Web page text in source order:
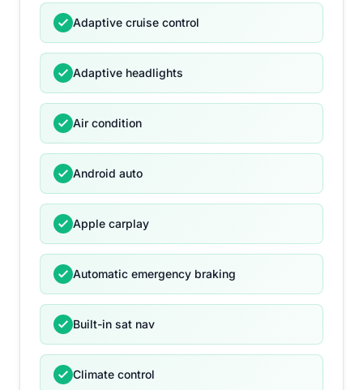
Adaptive cruise control
Adaptive headlights
Air condition
Android auto
Apple carplay
Automatic emergency braking
Built-in sat nav
Climate control